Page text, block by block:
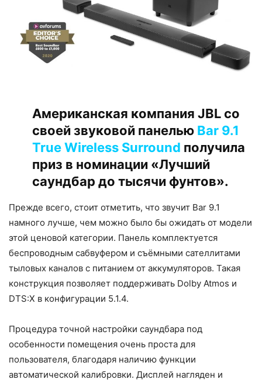
Американская компания JBL со
своей звуковой панелью Bar 9.1
True Wireless Surround получила
приз в номинации «Лучший
саундбар до тысячи фунтов».
Прежде всего, стоит отметить, что звучит Bar 9.1
намного лучше, чем можно было бы ожидать от модели
этой ценовой категории. Панель комплектуется
беспроводным сабвуфером и съёмными сателлитами
тыловых каналов с питанием от аккумуляторов. Такая
конструкция позволяет поддерживать Dolby Atmos и
DTS:X в конфигурации 5.1.4.
Процедура точной настройки саундбара под
особенности помещения очень проста для
пользователя, благодаря наличию функции
автоматической калибровки. Дисплей нагляден и